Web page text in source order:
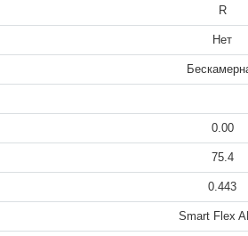
R
Нет
0.00
75.4
0.443
Smart Flex